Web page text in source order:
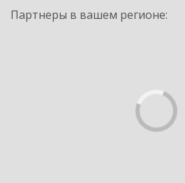
Партнеры в вашем регионе: